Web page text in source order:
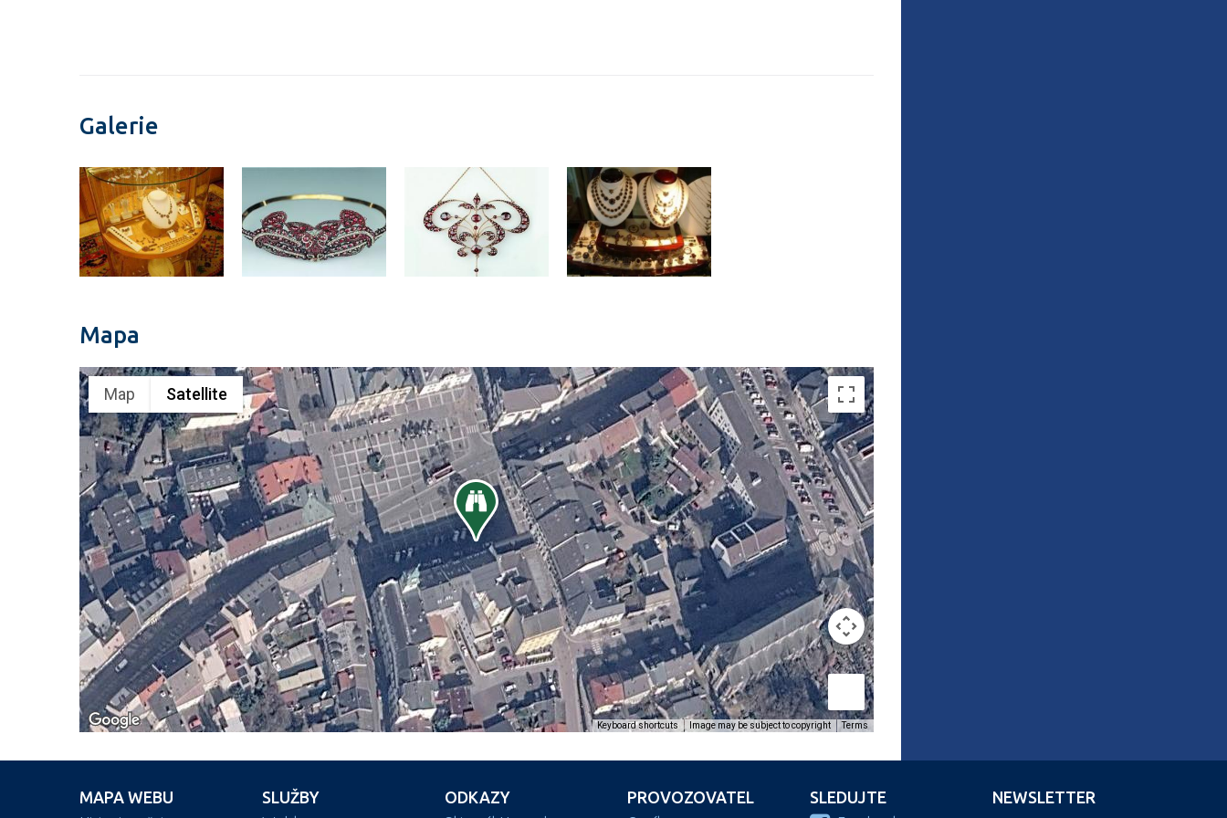
Galerie
Mapa
Map Satellite
Keyboard shortcuts Image may be subject to copyright Terms
MAPA WEBU SLUŽBY ODKAZY PROVOZOVATEL SLEDUJTE NEWSLETTER